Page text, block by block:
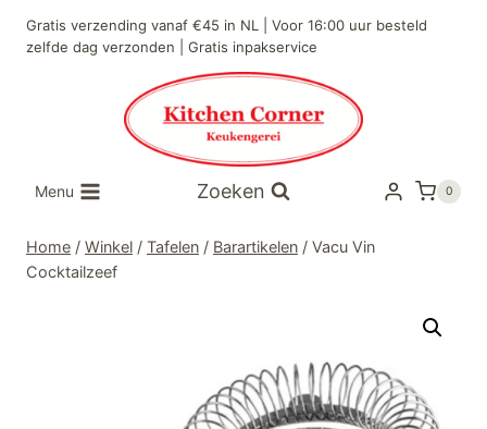
naar
Gratis verzending vanaf €45 in NL | Voor 16:00 uur besteld
zelfde dag verzonden | Gratis inpakservice
Menu Zoeken 0
Home / Winkel / Tafelen / Barartikelen / Vacu Vin
Cocktailzeef